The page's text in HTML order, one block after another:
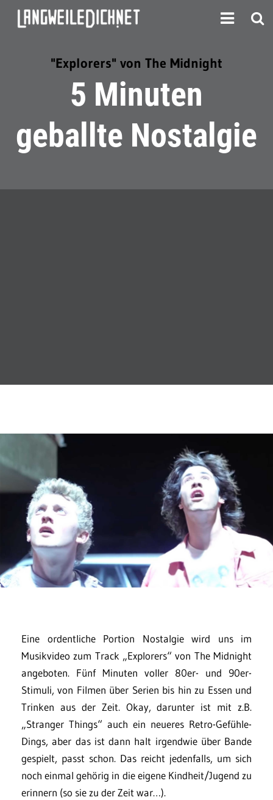
"Explorers" von The Midnight
5 Minuten
geballte Nostalgie
Eine ordentliche Portion Nostalgie wird uns im
Musikvideo zum Track „Explorers“ von The Midnight
angeboten. Fünf Minuten voller 80er- und 90er-
Stimuli, von Filmen über Serien bis hin zu Essen und
Trinken aus der Zeit. Okay, darunter ist mit z.B.
„Stranger Things“ auch ein neueres Retro-Gefühle-
Dings, aber das ist dann halt irgendwie über Bande
gespielt, passt schon. Das reicht jedenfalls, um sich
noch einmal gehörig in die eigene Kindheit/Jugend zu
erinnern (so sie zu der Zeit war…).